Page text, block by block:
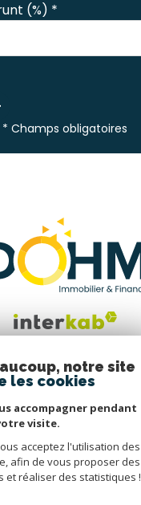
(%) *
* Champs obligatoires
Nous suivre
notre site
les cookies
accompagner pendant
visite.
acceptez l'utilisation des
afin de vous proposer des
et réaliser des statistiques !